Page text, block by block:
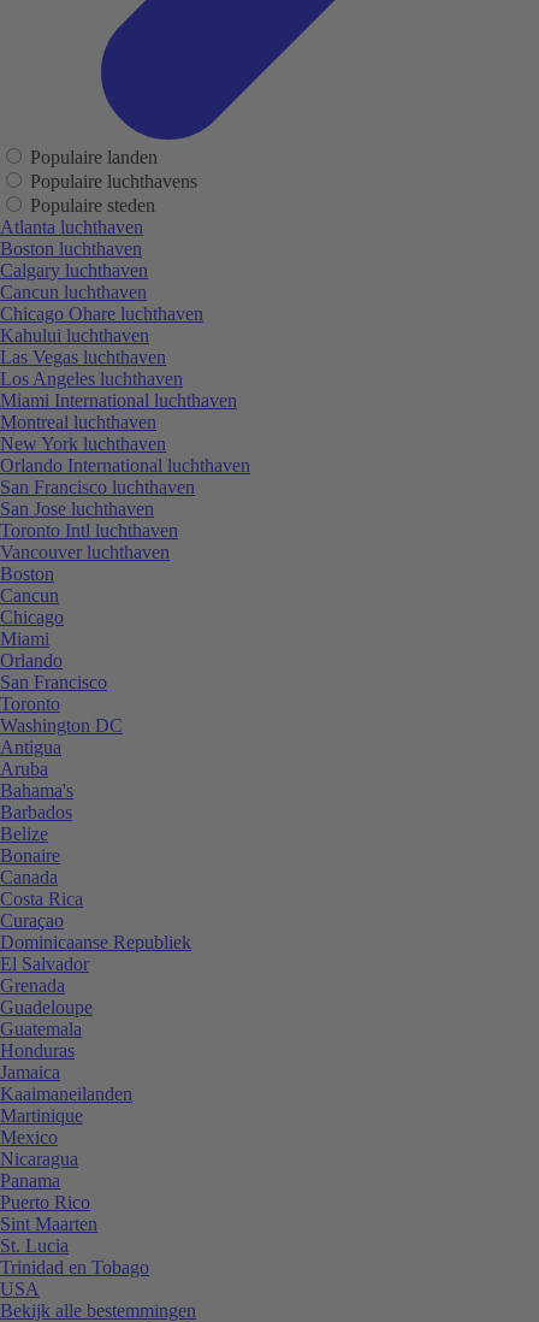
Populaire landen
Populaire luchthavens
Populaire steden
Atlanta luchthaven
Boston luchthaven
Calgary luchthaven
Cancun luchthaven
Chicago Ohare luchthaven
Kahului luchthaven
Las Vegas luchthaven
Los Angeles luchthaven
Miami International luchthaven
Montreal luchthaven
New York luchthaven
Orlando International luchthaven
San Francisco luchthaven
San Jose luchthaven
Toronto Intl luchthaven
Vancouver luchthaven
Boston
Cancun
Chicago
Miami
Orlando
San Francisco
Toronto
Washington DC
Antigua
Aruba
Bahama's
Barbados
Belize
Bonaire
Canada
Costa Rica
Curaçao
Dominicaanse Republiek
El Salvador
Grenada
Guadeloupe
Guatemala
Honduras
Jamaica
Kaaimaneilanden
Martinique
Mexico
Nicaragua
Panama
Puerto Rico
Sint Maarten
St. Lucia
Trinidad en Tobago
USA
Bekijk alle bestemmingen